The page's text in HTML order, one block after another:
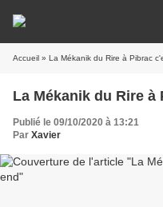
Accueil » La Mékanik du Rire à Pibrac
La Mékanik du Rire à
Publié le 09/10/2020 à 13:21
Par Xavier